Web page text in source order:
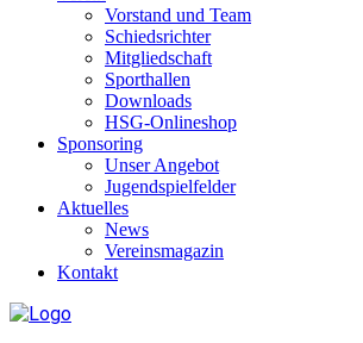
Vorstand und Team
Schiedsrichter
Mitgliedschaft
Sporthallen
Downloads
HSG-Onlineshop
Sponsoring
Unser Angebot
Jugendspielfelder
Aktuelles
News
Vereinsmagazin
Kontakt